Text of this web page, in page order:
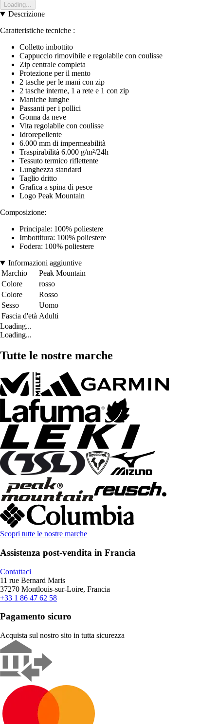
Loading...
Descrizione
Caratteristiche tecniche :
Colletto imbottito
Cappuccio rimovibile e regolabile con coulisse
Zip centrale completa
Protezione per il mento
2 tasche per le mani con zip
2 tasche interne, 1 a rete e 1 con zip
Maniche lunghe
Passanti per i pollici
Gonna da neve
Vita regolabile con coulisse
Idrorepellente
6.000 mm di impermeabilità
Traspirabilità 6.000 g/m²/24h
Tessuto termico riflettente
Lunghezza standard
Taglio dritto
Grafica a spina di pesce
Logo Peak Mountain
Composizione:
Principale: 100% poliestere
Imbottitura: 100% poliestere
Fodera: 100% poliestere
Informazioni aggiuntive
Marchio
Peak Mountain
Colore
rosso
Colore
Rosso
Sesso
Uomo
Fascia d'età Adulti
Loading...
Loading...
Tutte le nostre marche
Scopri tutte le nostre marche
Assistenza post-vendita in Francia
Contattaci
11 rue Bernard Maris
37270 Montlouis-sur-Loire, Francia
+33 1 86 47 62 58
Pagamento sicuro
Acquista sul nostro sito in tutta sicurezza